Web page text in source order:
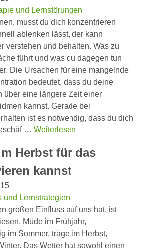
und Lernstörungen
musst du dich konzentrieren
ablenken lässt, der kann
verstehen und behalten. Was zu
führt und was du dagegen tun
Die Ursachen für eine mangelnde
bedeutet, dass du deine
über eine längere Zeit einer
kannst. Gerade bei
ist es notwendig, dass du dich
… Weiterlesen
Herbst für das
kannst
und Lernstrategien
großen Einfluss auf uns hat, ist
Müde im Frühjahr,
im Sommer, träge im Herbst,
Das Wetter hat sowohl einen